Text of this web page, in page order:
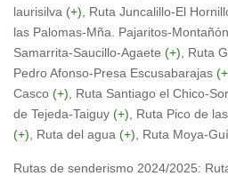
laurisilva (+) , Ruta Juncalillo-El
las Palomas-Mña. Pajaritos-
Samarrita-Saucillo-Agaete (+) , Ruta
Pedro Afonso-Presa Escusabarajas
Casco (+) , Ruta Santiago el Chico-
de Tejeda-Taiguy (+) , Ruta Pico de
(+) , Ruta del agua (+) , Ruta Moya-
Rutas de senderismo 2024/2025: